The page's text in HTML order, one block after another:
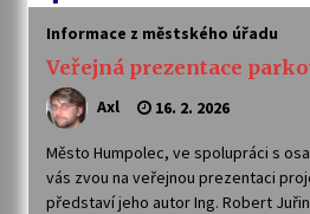
Informace z městského úřadu
Veřejná prezentace
Axl 16. 2. 2026
Město Humpolec, ve spolupráci s
vás zvou na veřejnou prezentaci
představí jeho autor Ing. Robert